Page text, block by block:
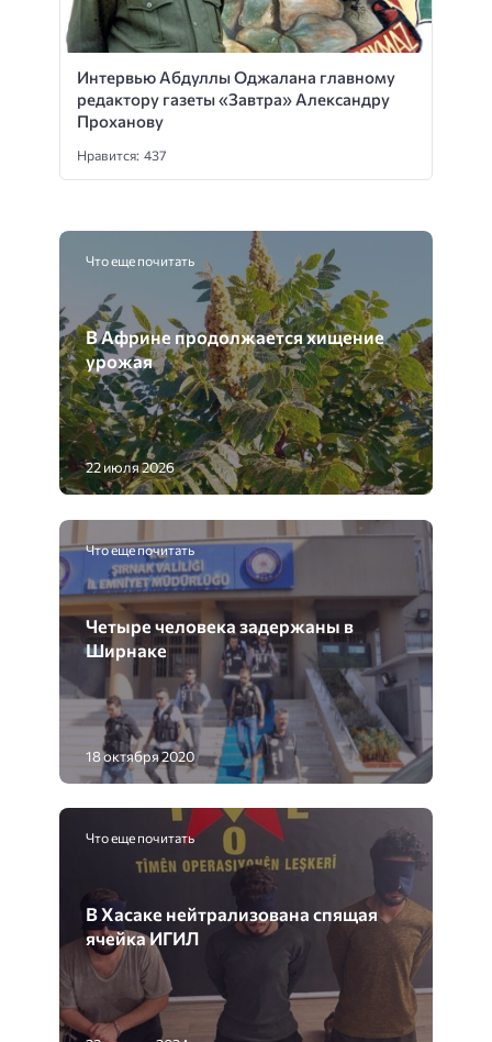
Интервью Абдуллы Оджалана главному
редактору газеты «Завтра» Александру
Проханову
Нравится: 437
Что еще почитать
В Африне продолжается хищение
урожая
22 июля 2026
Что еще почитать
Четыре человека задержаны в
Ширнаке
18 октября 2020
Что еще почитать
В Хасаке нейтрализована спящая
ячейка ИГИЛ